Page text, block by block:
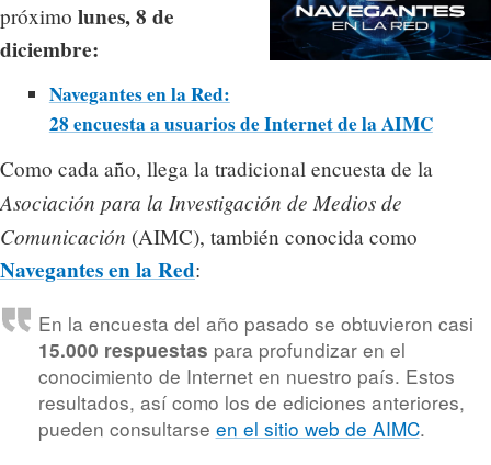
próximo lunes, 8 de
diciembre:
Navegantes en la Red:
28 encuesta a usuarios de Internet de la AIMC
Como cada año, llega la tradicional encuesta de la
Asociación para la Investigación de Medios de
Comunicación (AIMC), también conocida como
Navegantes en la Red:
En la encuesta del año pasado se obtuvieron casi
15.000 respuestas para profundizar en el
conocimiento de Internet en nuestro país. Estos
resultados, así como los de ediciones anteriores,
pueden consultarse en el sitio web de AIMC.